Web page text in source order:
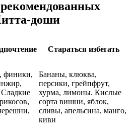
доши
Стараться избегать
финики,
Бананы, клюква,
персики, грейпфрут,
хурма, лимоны. Кислые
сорта вишни, яблок,
сливы, апельсина, манго,
киви